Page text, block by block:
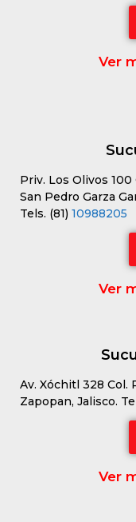
Ver
Priv. Los Olivos
San Pedro Garza
Tels. (81) 10988205
Ver
Av. Xóchitl 328 Col.
Zapopan, Jalisco.
Ver